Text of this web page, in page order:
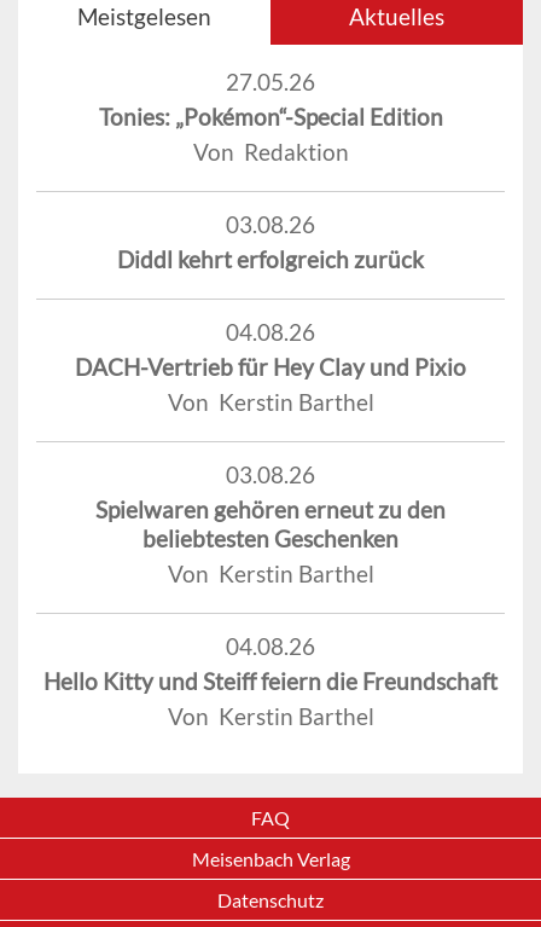
Meistgelesen Aktuelles
27.05.26
Tonies: „Pokémon“-Special Edition
Von Redaktion
03.08.26
Diddl kehrt erfolgreich zurück
04.08.26
DACH-Vertrieb für Hey Clay und Pixio
Von Kerstin Barthel
03.08.26
Spielwaren gehören erneut zu den
beliebtesten Geschenken
Von Kerstin Barthel
04.08.26
Hello Kitty und Steiff feiern die Freundschaft
Von Kerstin Barthel
FAQ
Meisenbach Verlag
Datenschutz